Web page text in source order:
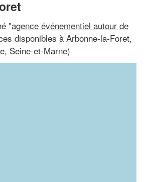
"agence événementiel autour de
disponibles à Arbonne-la-Foret,
Seine-et-Marne)